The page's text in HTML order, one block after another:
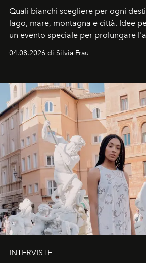
Quali bianchi scegliere per ogni
lago, mare, montagna e città. Idee
un evento speciale per prolungare
04.08.2026 di Silvia Frau
INTERVISTE